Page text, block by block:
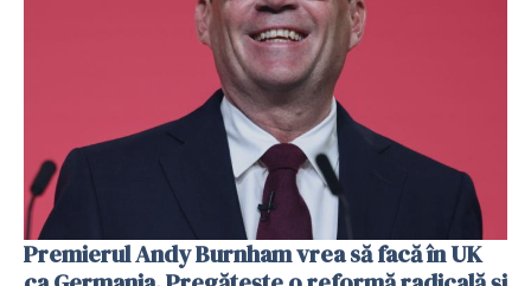
Premierul Andy Burnham vrea să facă în UK